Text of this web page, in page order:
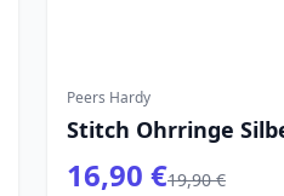
Peers Hardy
Stitch Ohrringe
16,90 €19,90 €